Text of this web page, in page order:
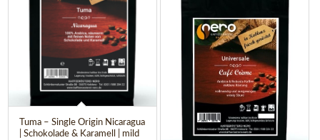
Tuma – Single Origin Nicaragua
| Schokolade & Karamell | mild